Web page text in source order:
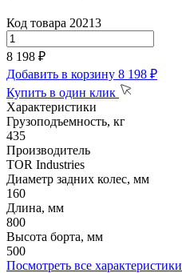
Код товара 20213
8 198 ₽
Добавить в корзину 8 198 ₽
Купить в один клик
Характеристики
Грузоподъемность, кг
435
Производитель
TOR Industries
Диаметр задних колес, мм
160
Длина, мм
800
Высота борта, мм
500
Посмотреть все характеристики